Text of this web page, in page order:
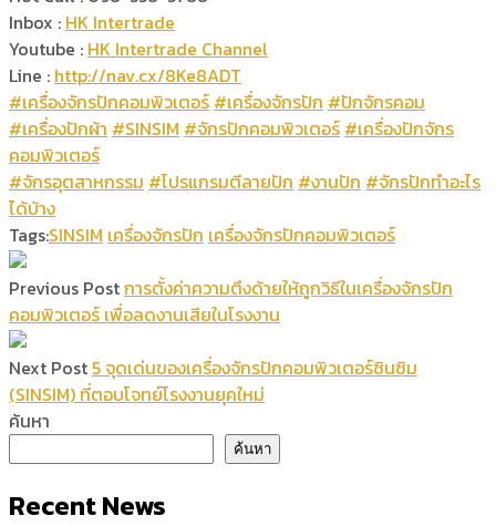
Inbox : HK Intertrade
Youtube : HK Intertrade Channel
Line : http://nav.cx/8Ke8ADT
#เครื่องจักรปักคอมพิวเตอร์ #เครื่องจักรปัก #ปักจักรคอม
#เครื่องปักผ้า #SINSIM #จักรปักคอมพิวเตอร์ #เครื่องปักจักร
คอมพิวเตอร์
#จักรอุตสาหกรรม #โปรแกรมตีลายปัก #งานปัก #จักรปักทำอะไร
ได้บ้าง
Tags:SINSIM เครื่องจักรปัก เครื่องจักรปักคอมพิวเตอร์
Previous Postการตั้งค่าความตึงด้ายให้ถูกวิธีในเครื่องจักรปัก
คอมพิวเตอร์ เพื่อลดงานเสียในโรงงาน
Next Post 5 จุดเด่นของเครื่องจักรปักคอมพิวเตอร์ซินซิม
(SINSIM) ที่ตอบโจทย์โรงงานยุคใหม่
ค้นหา
ค้นหา
Recent News